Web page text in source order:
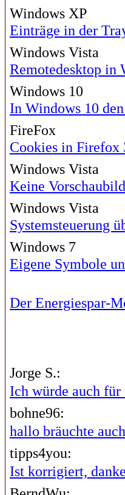
Windows XP
Einträge in der
Windows Vista
Remotedesktop in
Windows 10
In Windows 10
FireFox
Cookies in Firefox
Windows Vista
Keine
Windows Vista
Systemsteuerung
Windows 7
Eigene Symbole
Der Energiespar-
Jorge S.:
Ich würde auch für
bohne96:
hallo bräuchte
tipps4you:
Ist korrigiert,